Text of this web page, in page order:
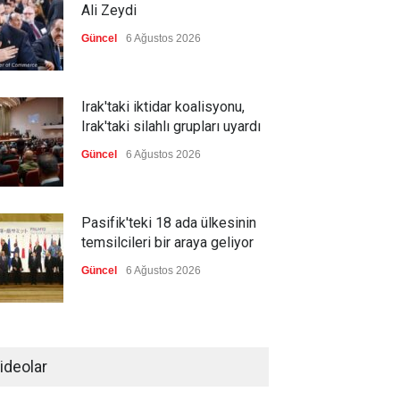
Ali Zeydi
Güncel 6 Ağustos 2026
Irak'taki iktidar koalisyonu,
Irak'taki silahlı grupları uyardı
Güncel 6 Ağustos 2026
Pasifik'teki 18 ada ülkesinin
temsilcileri bir araya geliyor
Güncel 6 Ağustos 2026